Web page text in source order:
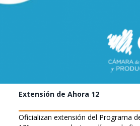
Extensión de Ahora 12
Oficializan extensión del Programa